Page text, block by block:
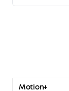
Motion+